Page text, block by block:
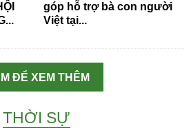
góp hỗ trợ bà con người
Việt tại...
ĐỂ XEM THÊM
THỜI SỰ